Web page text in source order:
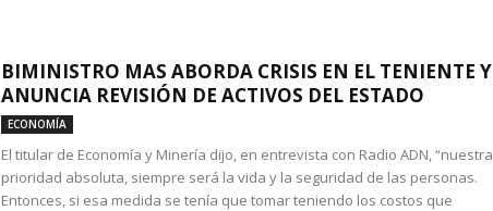
BIMINISTRO MAS ABORDA CRISIS EN EL TENIENTE Y
ANUNCIA REVISIÓN DE ACTIVOS DEL ESTADO
ECONOMÍA
El titular de Economía y Minería dijo, en entrevista con Radio ADN, “nuestra
prioridad absoluta, siempre será la vida y la seguridad de las personas.
Entonces, si esa medida se tenía que tomar teniendo los costos que